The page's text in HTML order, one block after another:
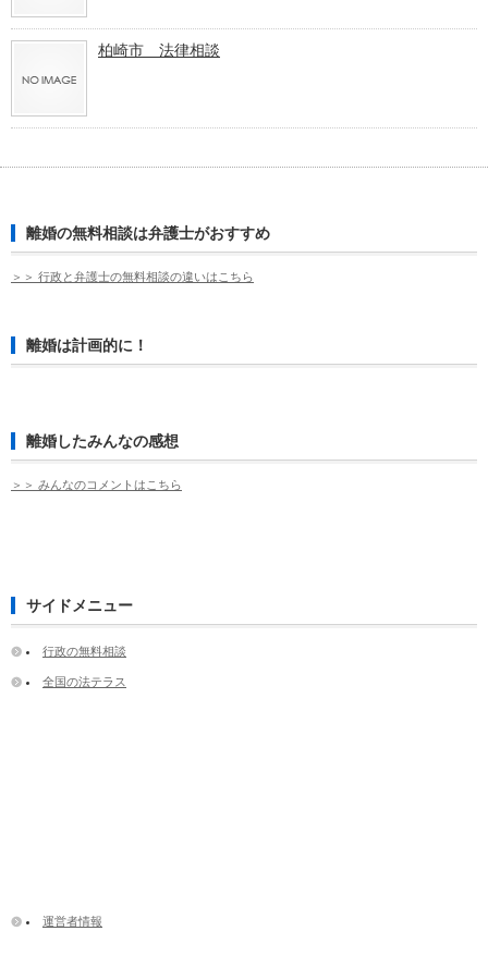
柏崎市 法律相談
離婚の無料相談は弁護士がおすすめ
＞＞ 行政と弁護士の無料相談の違いはこちら
離婚は計画的に！
離婚したみんなの感想
＞＞ みんなのコメントはこちら
サイドメニュー
行政の無料相談
全国の法テラス
運営者情報